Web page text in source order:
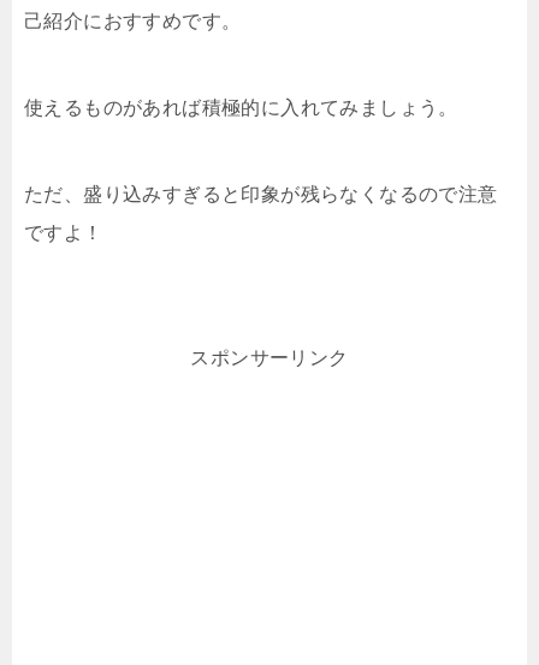
己紹介におすすめです。
使えるものがあれば積極的に入れてみましょう。
ただ、盛り込みすぎると印象が残らなくなるので注意
ですよ！
スポンサーリンク